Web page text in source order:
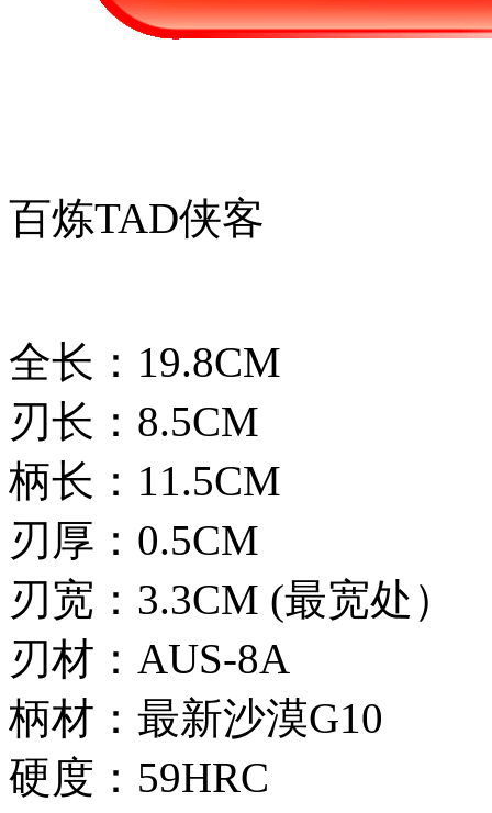
百炼TAD侠客
全长：19.8CM
刃长：8.5CM
柄长：11.5CM
刃厚：0.5CM
刃宽：3.3CM (最宽处）
刃材：AUS-8A
柄材：最新沙漠G10
硬度：59HRC